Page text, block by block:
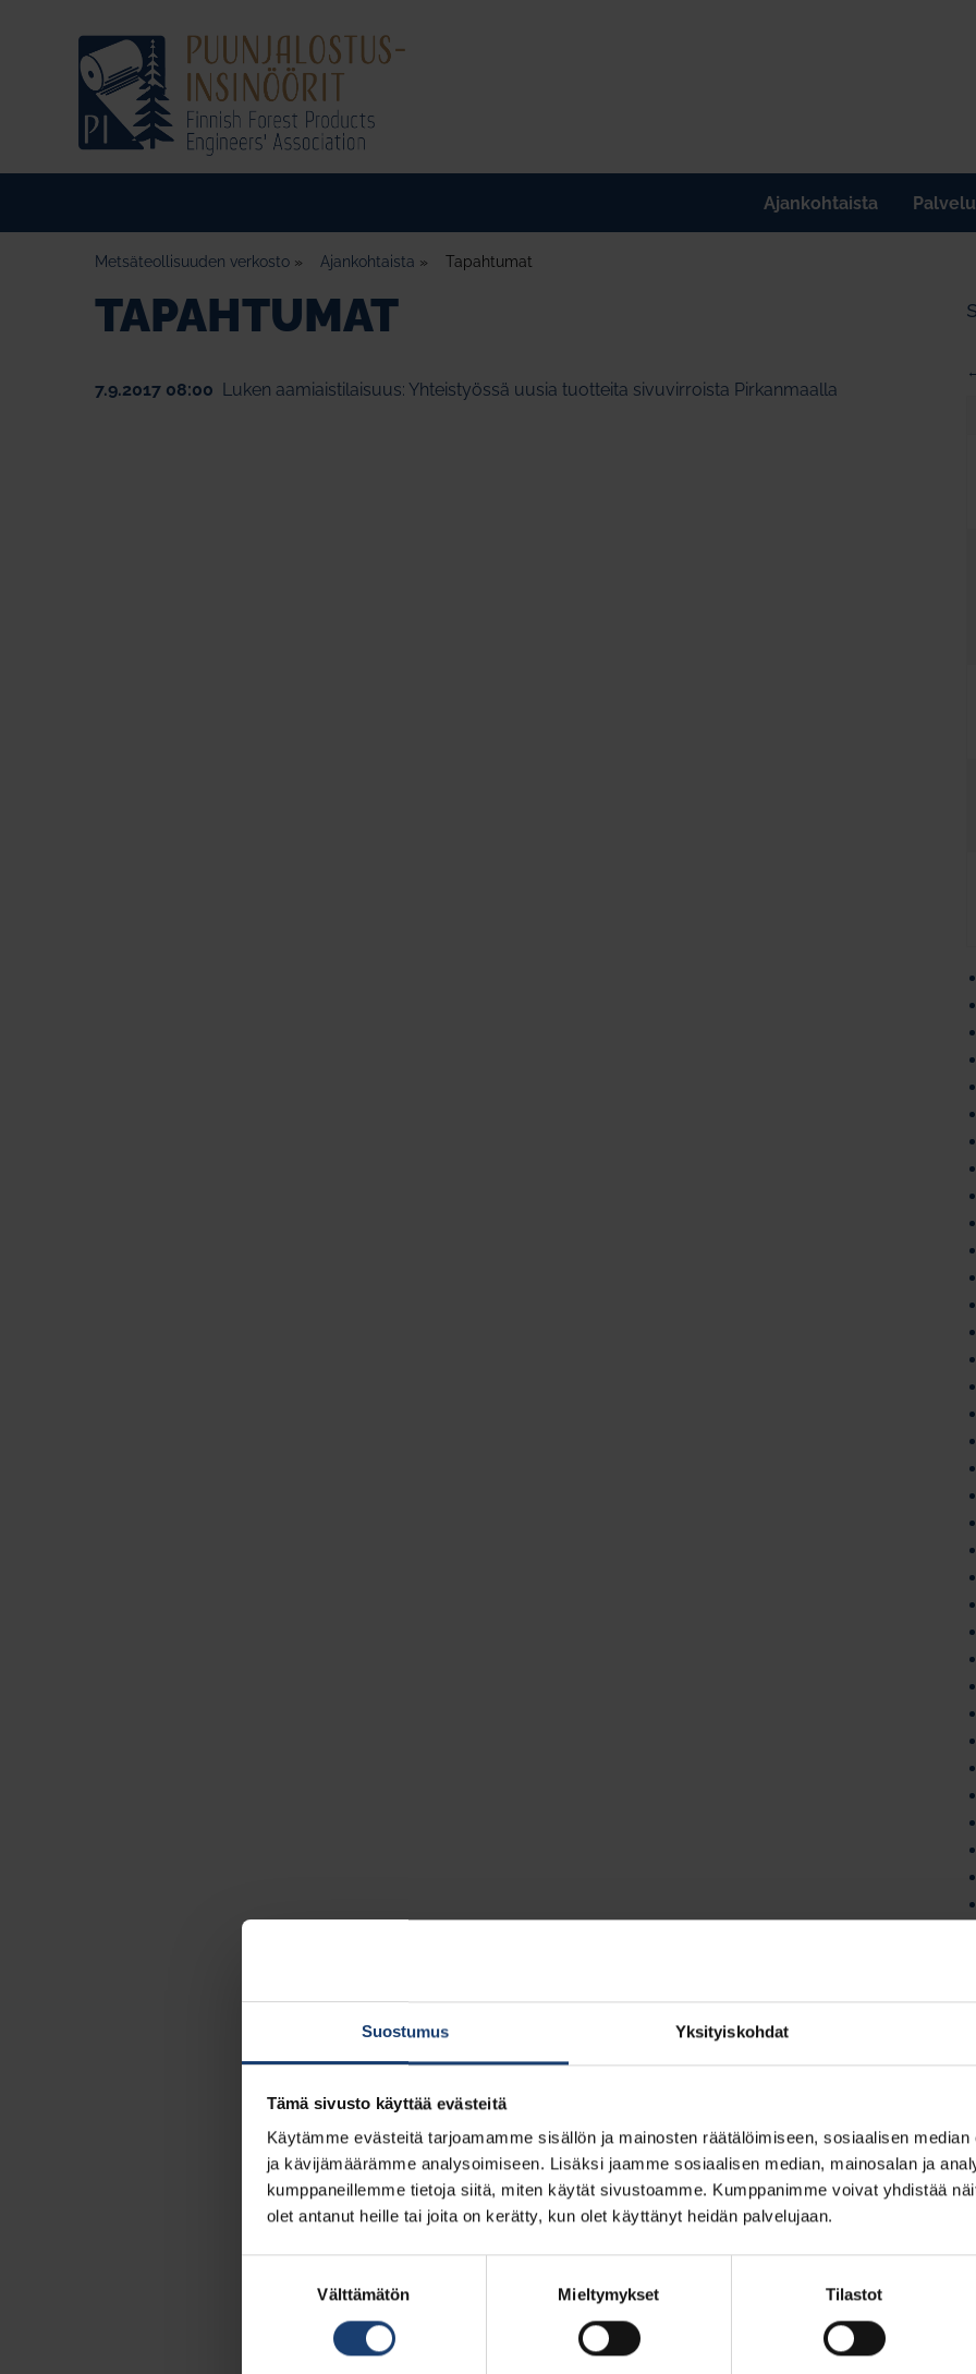
Suostumus Yksityiskohdat
Tämä sivusto käyttää evästeitä
Käytämme evästeitä tarjoamamme sisällön ja mainosten räätälöimiseen, sosiaalisen
ja kävijämäärämme analysoimiseen. Lisäksi jaamme sosiaalisen median, mainosalan ja
kumppaneillemme tietoja siitä, miten käytät sivustoamme. Kumppanimme voivat yhdistää
olet antanut heille tai joita on kerätty, kun olet käyttänyt heidän palvelujaan.
Välttämätön Mieltymykset Tilastot
Ajankohtaista
Metsäteollisuuden verkosto » Ajankohtaista » Tapahtumat
TAPAHTUMAT
7.9.2017 08:00 Luken aamiaistilaisuus: Yhteistyössä uusia tuotteita sivuvirroista Pirkanmaalla